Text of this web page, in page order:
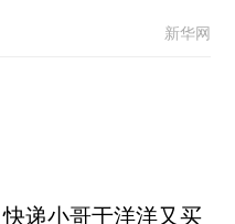
新华网
递小哥于洋洋又买